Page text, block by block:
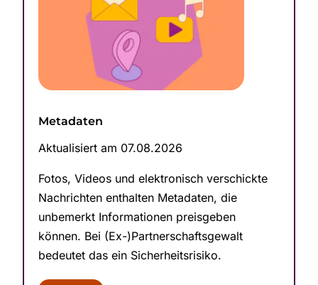
Metadaten
Aktualisiert am 07.08.2026
Fotos, Videos und elektronisch verschickte
Nachrichten enthalten Metadaten, die
unbemerkt Informationen preisgeben
können. Bei (Ex-)Partner­schafts­ge­walt
bedeutet das ein Sicher­heits­risiko.